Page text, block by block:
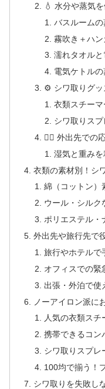
💧 水分や蒸気
バスルーム
霧吹き＋ハ
濡れタオル
電気ケトル
⚙ シワ取りグッ
衣類スチー
シワ取りス
🚶‍♀️ 外出先での
湿気と重み
衣類の素材別！シ
綿（コットン）
ウール・シルク
ポリエステル・
外出先や旅行先で
旅行やホテルで
オフィスでの緊
出張・外泊で使
ノーアイロン派に
人気の衣類スチ
携帯できるコン
シワ取りスプレ
100均で揃う！
シワ取りを失敗し